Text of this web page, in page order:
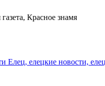
Красное знамя
Елец, елецкие новости,